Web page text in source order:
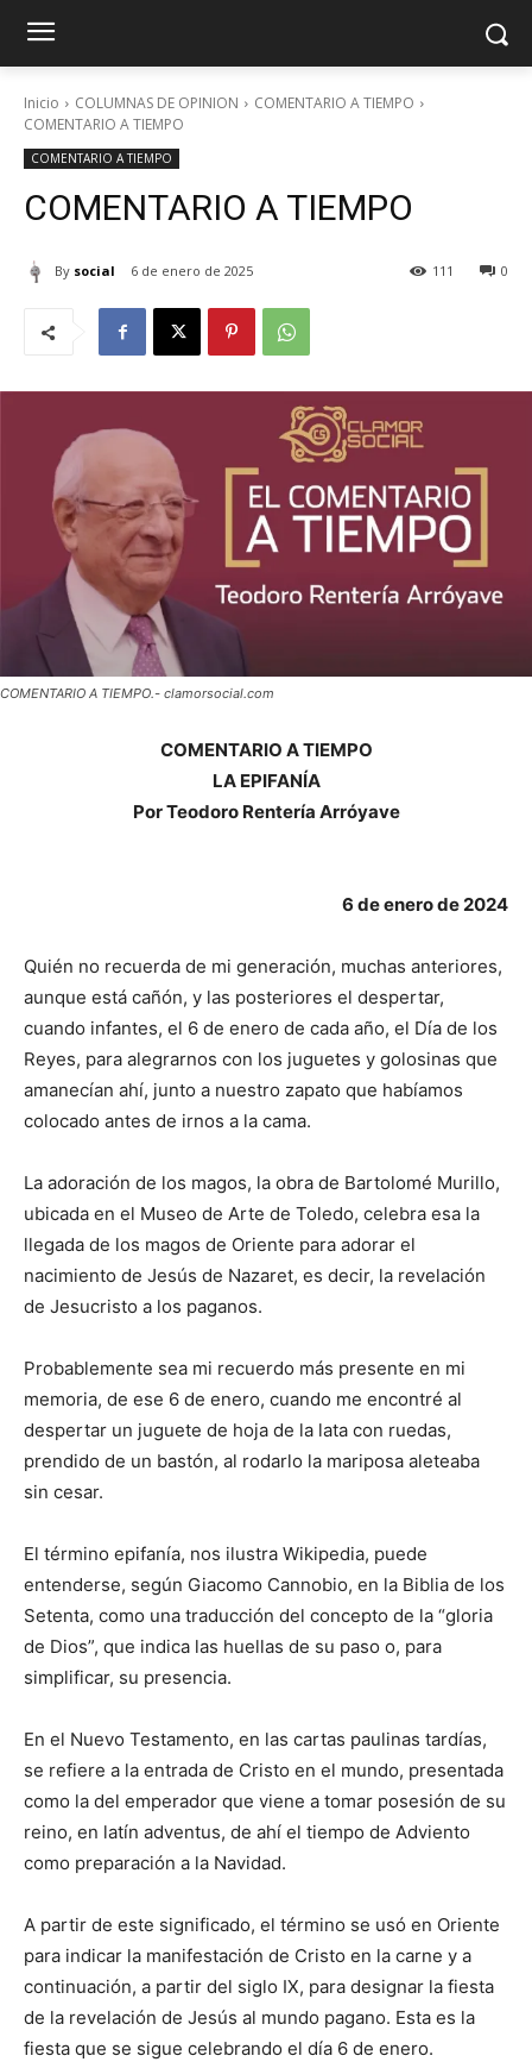
Inicio COLUMNAS DE OPINION
COMENTARIO A TIEMPO
COMENTARIO A TIEMPO
COMENTARIO A TIEMPO
COMENTARIO A TIEMPO
By social 6 de enero de 2025 0
111
COMENTARIO A TIEMPO.- clamorsocial.com
COMENTARIO A TIEMPO
LA EPIFANÍA
Por Teodoro Rentería Arróyave
6 de enero de 2024
Quién no recuerda de mi generación, muchas anteriores,
aunque está cañón, y las posteriores el despertar,
cuando infantes, el 6 de enero de cada año, el Día de los
Reyes, para alegrarnos con los juguetes y golosinas que
amanecían ahí, junto a nuestro zapato que habíamos
colocado antes de irnos a la cama.
La adoración de los magos, la obra de Bartolomé Murillo,
ubicada en el Museo de Arte de Toledo, celebra esa la
llegada de los magos de Oriente para adorar el
nacimiento de Jesús de Nazaret, es decir, la revelación
de Jesucristo a los paganos.
Probablemente sea mi recuerdo más presente en mi
memoria, de ese 6 de enero, cuando me encontré al
despertar un juguete de hoja de la lata con ruedas,
prendido de un bastón, al rodarlo la mariposa aleteaba
sin cesar.
El término epifanía, nos ilustra Wikipedia, puede
entenderse, según Giacomo Cannobio, en la Biblia de los
Setenta, como una traducción del concepto de la “gloria
de Dios”, que indica las huellas de su paso o, para
simplificar, su presencia.
En el Nuevo Testamento, en las cartas paulinas tardías,
se refiere a la entrada de Cristo en el mundo, presentada
como la del emperador que viene a tomar posesión de su
reino, en latín adventus, de ahí el tiempo de Adviento
como preparación a la Navidad.
A partir de este significado, el término se usó en Oriente
para indicar la manifestación de Cristo en la carne y a
continuación, a partir del siglo IX, para designar la fiesta
de la revelación de Jesús al mundo pagano. Esta es la
fiesta que se sigue celebrando el día 6 de enero.